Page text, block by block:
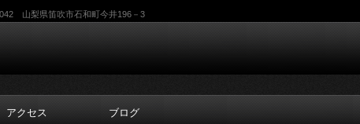
山梨県笛吹市石和町今井196－3
アクセス ブログ